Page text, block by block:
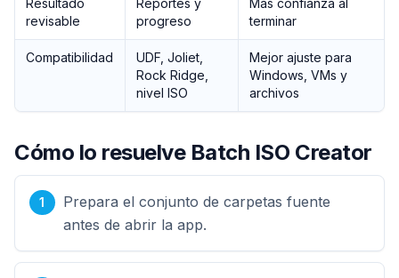
revisable
progreso
terminar
Compatibilidad
UDF, Joliet,
Rock Ridge,
nivel ISO
Mejor ajuste para
Windows, VMs y
archivos
Cómo lo resuelve Batch ISO Creator
Prepara el conjunto de carpetas fuente
antes de abrir la app.